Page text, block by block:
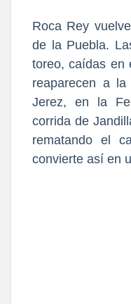
Roca Rey
de la Puebla.
toreo, caídas en
reaparecen a
Jerez, en la
corrida de
rematando el
convierte así en